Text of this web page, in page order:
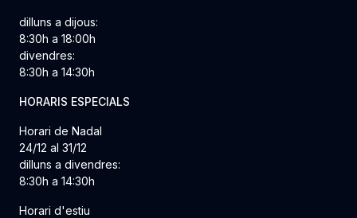
dilluns a dijous:
8:30h a 18:00h
divendres:
8:30h a 14:30h
HORARIS ESPECIALS
Horari de Nadal
24/12 al 31/12
dilluns a divendres:
8:30h a 14:30h
Horari d'estiu